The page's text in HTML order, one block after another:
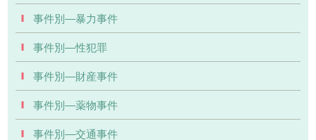
事件別―暴力事件
事件別―性犯罪
事件別―財産事件
事件別―薬物事件
事件別―交通事件